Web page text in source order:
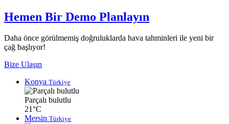
Hemen Bir Demo Planlayın
Daha önce görülmemiş doğruluklarda hava tahminleri ile yeni bir
çağ başlıyor!
Bize Ulaşın
Konya Türkiye
Parçalı bulutlu
21°C
Mersin Türkiye